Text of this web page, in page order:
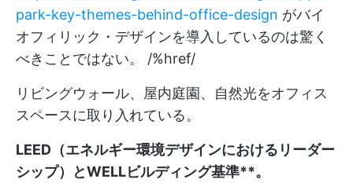
park-key-themes-behind-office-design がバイ
オフィリック・デザインを導入しているのは驚く
べきことではない。 /%href/
リビングウォール、屋内庭園、自然光をオフィス
スペースに取り入れている。
LEED（エネルギー環境デザインにおけるリーダー
シップ）とWELLビルディング基準**。